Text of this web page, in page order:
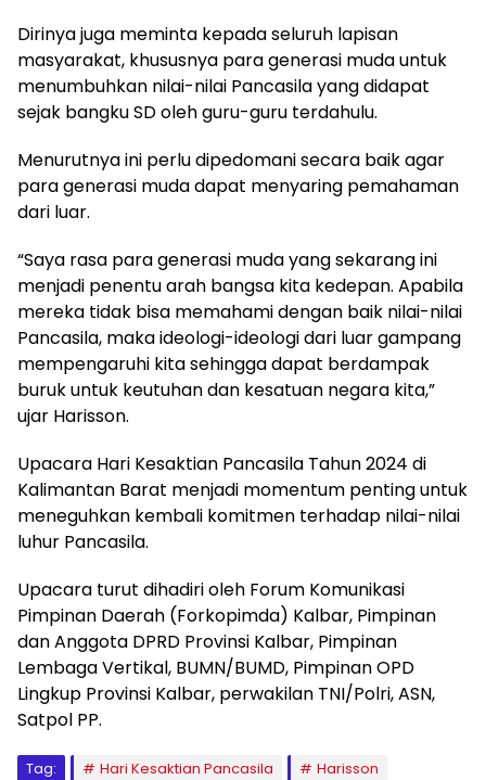
Dirinya juga meminta kepada seluruh lapisan
masyarakat, khususnya para generasi muda untuk
menumbuhkan nilai-nilai Pancasila yang didapat
sejak bangku SD oleh guru-guru terdahulu.
Menurutnya ini perlu dipedomani secara baik agar
para generasi muda dapat menyaring pemahaman
dari luar.
“Saya rasa para generasi muda yang sekarang ini
menjadi penentu arah bangsa kita kedepan. Apabila
mereka tidak bisa memahami dengan baik nilai-nilai
Pancasila, maka ideologi-ideologi dari luar gampang
mempengaruhi kita sehingga dapat berdampak
buruk untuk keutuhan dan kesatuan negara kita,”
ujar Harisson.
Upacara Hari Kesaktian Pancasila Tahun 2024 di
Kalimantan Barat menjadi momentum penting untuk
meneguhkan kembali komitmen terhadap nilai-nilai
luhur Pancasila.
Upacara turut dihadiri oleh Forum Komunikasi
Pimpinan Daerah (Forkopimda) Kalbar, Pimpinan
dan Anggota DPRD Provinsi Kalbar, Pimpinan
Lembaga Vertikal, BUMN/BUMD, Pimpinan OPD
Lingkup Provinsi Kalbar, perwakilan TNI/Polri, ASN,
Satpol PP.
Tag: Hari Kesaktian Pancasila Harisson